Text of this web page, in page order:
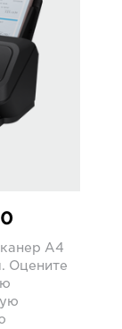
A4
Оцените